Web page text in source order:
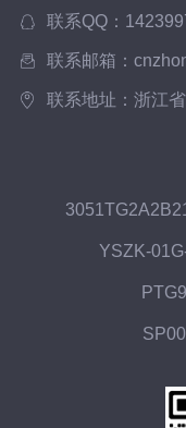
联系QQ：
联系邮箱：
联系地址：浙江
YSZK-